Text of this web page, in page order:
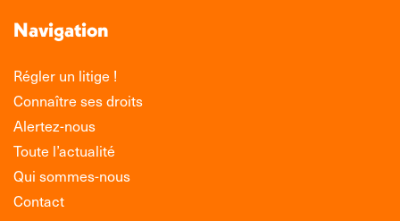
Navigation
Régler un litige !
Connaître ses droits
Alertez-nous
Toute l’actualité
Qui sommes-nous
Contact